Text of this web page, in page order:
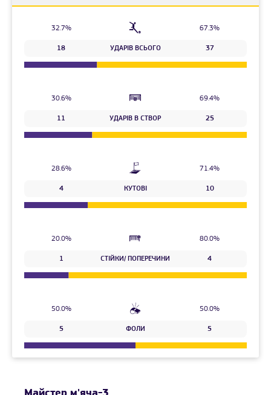
32.7% 67.3%
18 УДАРІВ ВСЬОГО 37
30.6% 69.4%
11 УДАРІВ В СТВОР 25
28.6% 71.4%
4 КУТОВІ 10
20.0% 80.0%
1 СТІЙКИ/ ПОПЕРЕЧИНИ 4
50.0% 50.0%
5 ФОЛИ 5